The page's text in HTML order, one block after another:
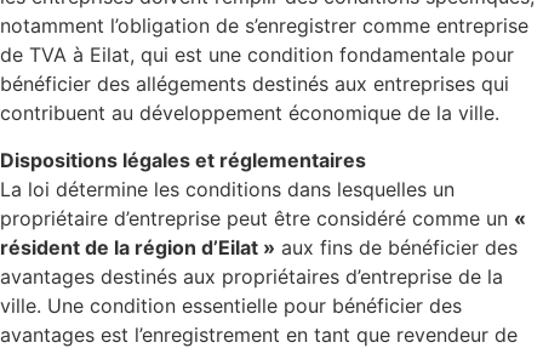
notamment l’obligation de s’enregistrer comme entreprise
de TVA à Eilat, qui est une condition fondamentale pour
bénéficier des allégements destinés aux entreprises qui
contribuent au développement économique de la ville.
Dispositions légales et réglementaires
La loi détermine les conditions dans lesquelles un
propriétaire d’entreprise peut être considéré comme un «
résident de la région d’Eilat » aux fins de bénéficier des
avantages destinés aux propriétaires d’entreprise de la
ville. Une condition essentielle pour bénéficier des
avantages est l’enregistrement en tant que revendeur de